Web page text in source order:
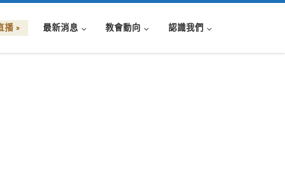
播 » 最新消息 教會動向 認識我們